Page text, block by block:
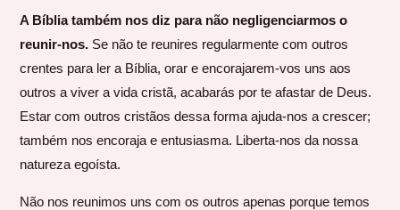
A Bíblia também nos diz para não negligenciarmos o
reunir-nos. Se não te reunires regularmente com outros
crentes para ler a Bíblia, orar e encorajarem-vos uns aos
outros a viver a vida cristã, acabarás por te afastar de Deus.
Estar com outros cristãos dessa forma ajuda-nos a crescer;
também nos encoraja e entusiasma. Liberta-nos da nossa
natureza egoísta.
Não nos reunimos uns com os outros apenas porque temos